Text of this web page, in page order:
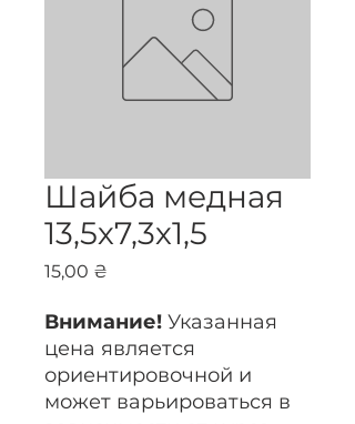
Шайба медная
13,5х7,3х1,5
15,00 ₴
Внимание! Указанная
цена является
ориентировочной и
может варьироваться в